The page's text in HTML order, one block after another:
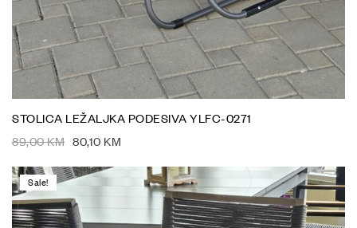
STOLICA LEŽALJKA PODESIVA YLFC-0271
89,00KM 80,10 KM
Sale!